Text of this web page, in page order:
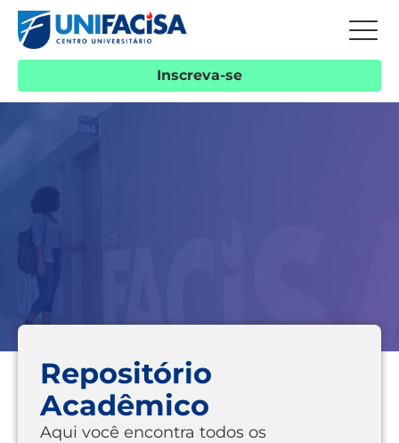
Inscreva-se
Repositório
Acadêmico
Aqui você encontra todos os